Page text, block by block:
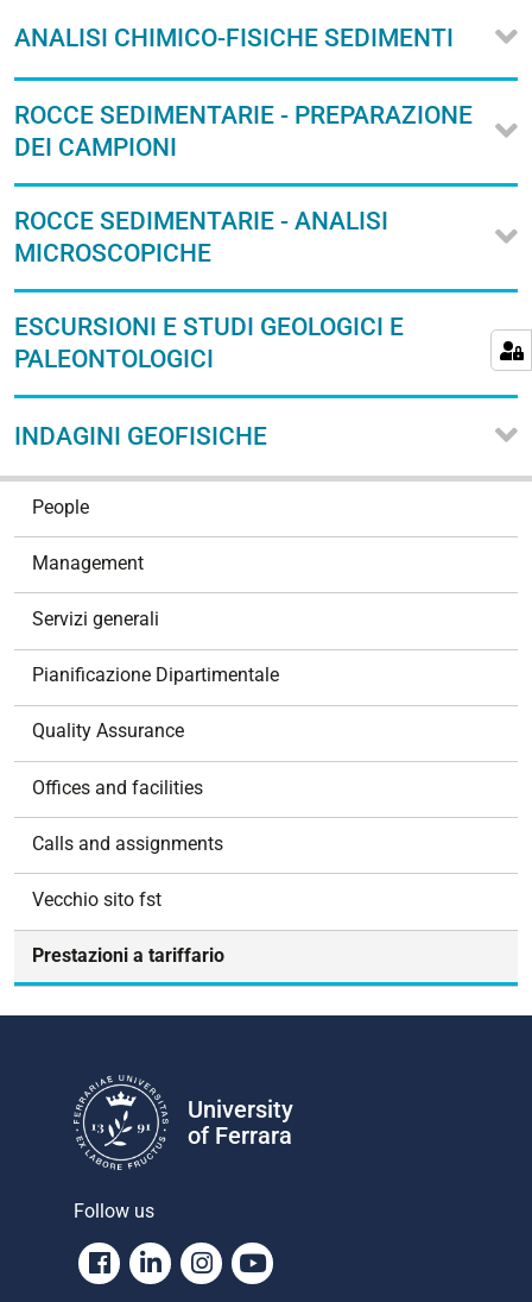
ANALISI CHIMICO-FISICHE SEDIMENTI
ROCCE SEDIMENTARIE - PREPARAZIONE
DEI CAMPIONI
ROCCE SEDIMENTARIE - ANALISI
MICROSCOPICHE
ESCURSIONI E STUDI GEOLOGICI E
PALEONTOLOGICI
INDAGINI GEOFISICHE
People
Management
Servizi generali
Pianificazione Dipartimentale
Quality Assurance
Offices and facilities
Calls and assignments
Vecchio sito fst
Prestazioni a tariffario
University
of Ferrara
Follow us
Facebook
LinkedinInstagram
Youtube